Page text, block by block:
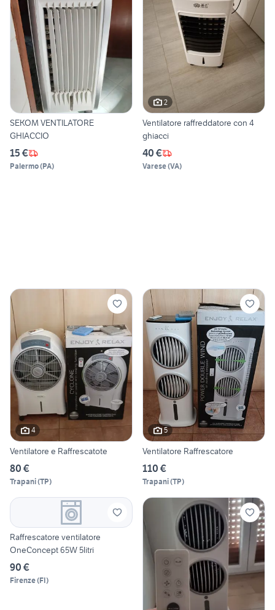
SEKOM VENTILATORE
GHIACCIO
15 €
Palermo(PA)
2
Ventilatore raffreddatore con 4
ghiacci
40 €
Varese(VA)
4
Ventilatore e Raffrescatote
80 €
Trapani(TP)
5
Ventilatore Raffrescatore
110 €
Trapani(TP)
Raffrescatore ventilatore
OneConcept 65W 5litri
90 €
Firenze(FI)